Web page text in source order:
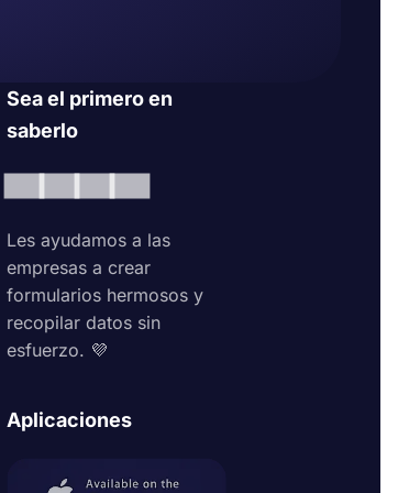
Sea el primero en
saberlo
Les ayudamos a las
empresas a crear
formularios hermosos y
recopilar datos sin
esfuerzo. 💜
Aplicaciones